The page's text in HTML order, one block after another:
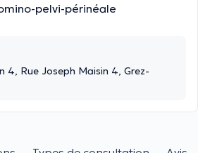
pelvi-périnéale
4, Rue Joseph Maisin 4, Grez-